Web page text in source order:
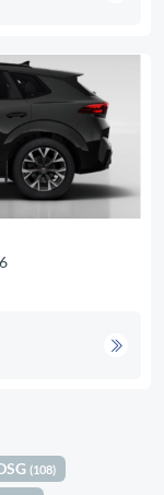
(108)